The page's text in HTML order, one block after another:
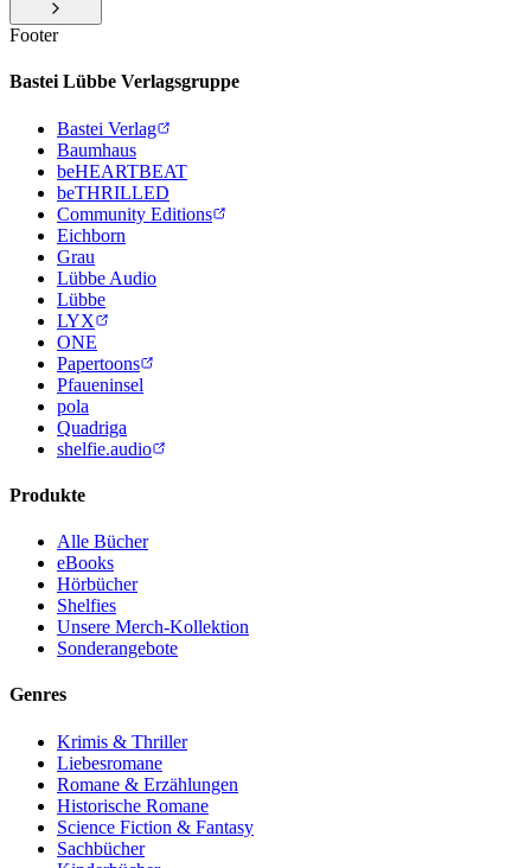
Footer
Bastei Lübbe Verlagsgruppe
Bastei Verlag
Baumhaus
beHEARTBEAT
beTHRILLED
Community Editions
Eichborn
Grau
Lübbe Audio
Lübbe
LYX
ONE
Papertoons
Pfaueninsel
pola
Quadriga
shelfie.audio
Produkte
Alle Bücher
eBooks
Hörbücher
Shelfies
Unsere Merch-Kollektion
Sonderangebote
Genres
Krimis & Thriller
Liebesromane
Romane & Erzählungen
Historische Romane
Science Fiction & Fantasy
Sachbücher